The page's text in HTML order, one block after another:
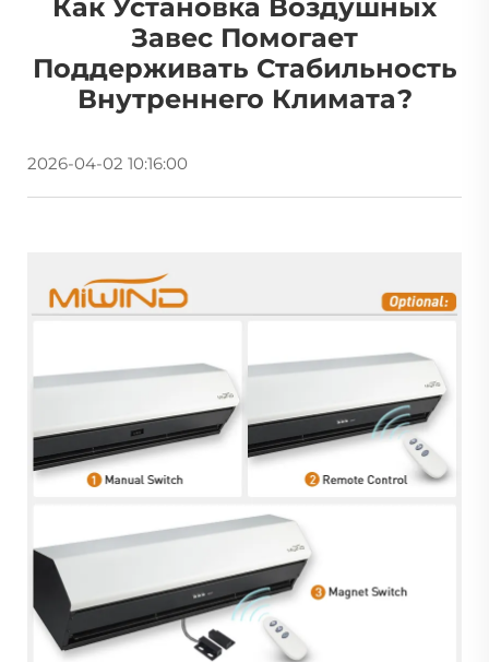
Как Установка Воздушных
Завес Помогает
Поддерживать Стабильность
Внутреннего Климата?
2026-04-02 10:16:00